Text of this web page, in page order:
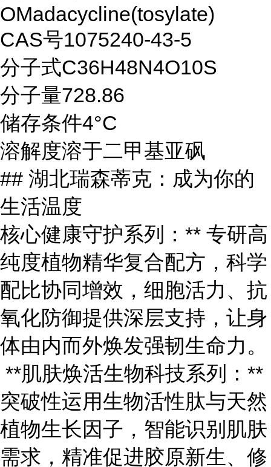
OMadacycline(tosylate)
CAS号1075240-43-5
分子式C36H48N4O10S
分子量728.86
储存条件4°C
溶解度溶于二甲基亚砜
## 湖北瑞森蒂克：成为你的
生活温度
核心健康守护系列：** 专研高
纯度植物精华复合配方，科学
配比协同增效，细胞活力、抗
氧化防御提供深层支持，让身
体由内而外焕发强韧生命力。
**肌肤焕活生物科技系列：**
突破性运用生物活性肽与天然
植物生长因子，智能识别肌肤
需求，精准促进胶原新生、修